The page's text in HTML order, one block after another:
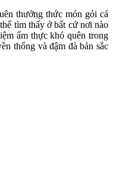
thưởng thức món gỏi cá
tìm thấy ở bất cứ nơi nào
ẩm thực khó quên trong
thống và đậm đà bản sắc